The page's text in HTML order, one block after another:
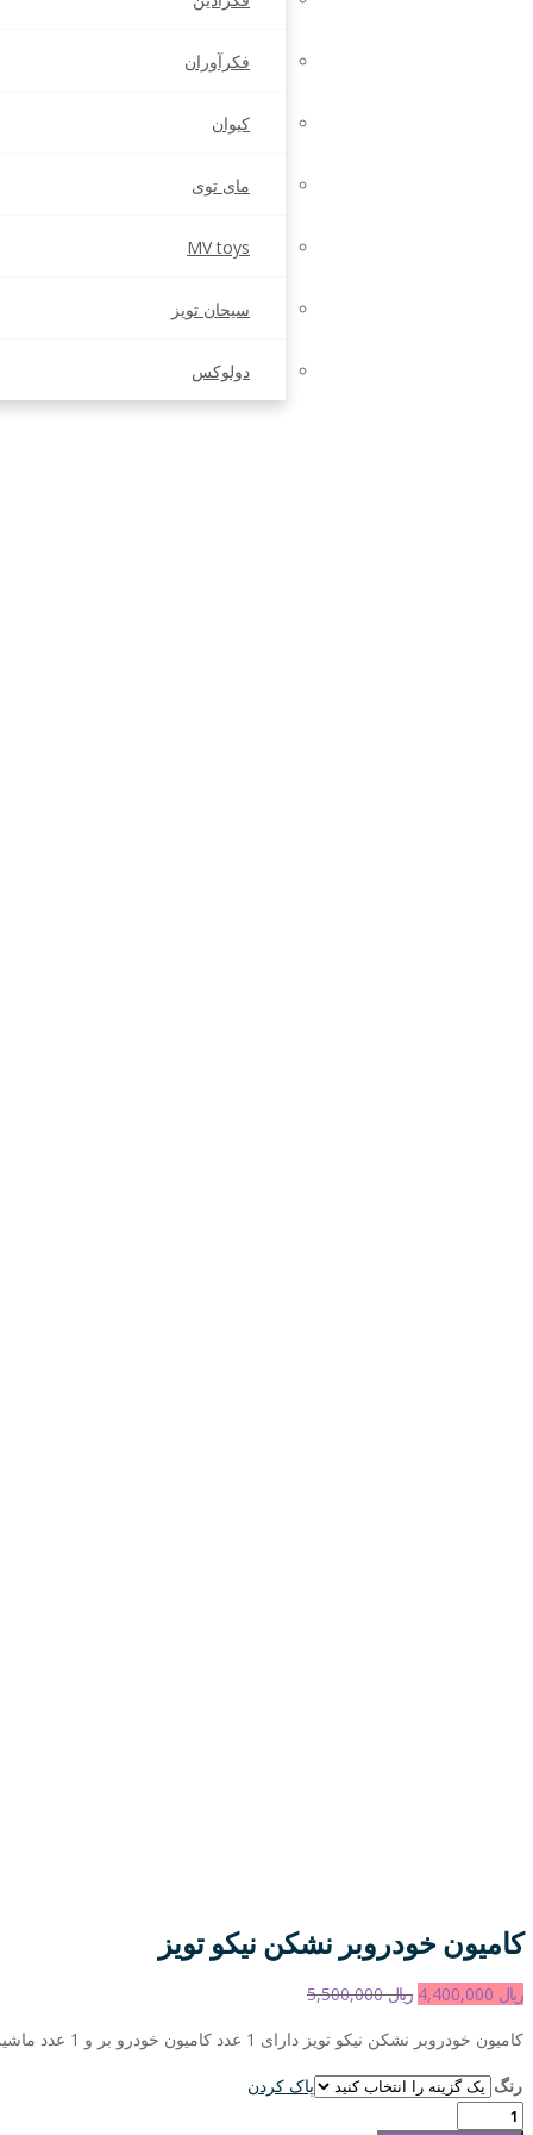
فکرآوران
کیوان
مای توی
MV toys
سیحان تویز
دولوکس
کامیون خودروبر نشکن نیکو تویز
ریال ریال5,500,000
کامیون خودروبر نشکن نیکو تویز دارای 1 عدد کامیون خودرو بر و 1 عدد ماشین مسابقه پکیج کامل کامیون و ماشین نیکو تویز بسیار با کیفیت و کاربردی برای بچه ها مناسب برای 1 سال به بالا
رنگ
پاک کردن
کامیون